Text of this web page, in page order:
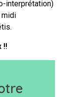
interprétation)
midi
!!